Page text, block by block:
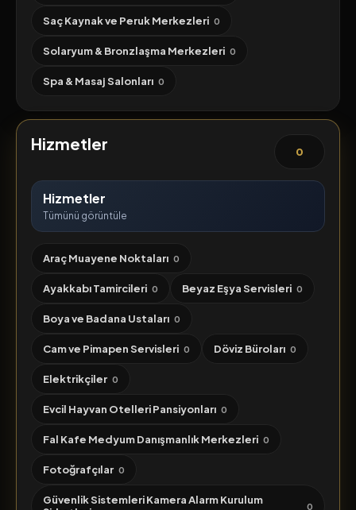
Saç Kaynak ve Peruk Merkezleri 0
Solaryum & Bronzlaşma Merkezleri 0
Spa & Masaj Salonları 0
Hizmetler 0
Hizmetler
Tümünü görüntüle
Araç Muayene Noktaları 0
Ayakkabı Tamircileri 0 Beyaz Eşya Servisleri 0
Boya ve Badana Ustaları 0
Cam ve Pimapen Servisleri 0 Döviz Büroları 0
Elektrikçiler 0
Evcil Hayvan Otelleri Pansiyonları 0
Fal Kafe Medyum Danışmanlık Merkezleri 0
Fotoğrafçılar 0
Güvenlik Sistemleri Kamera Alarm Kurulum
0